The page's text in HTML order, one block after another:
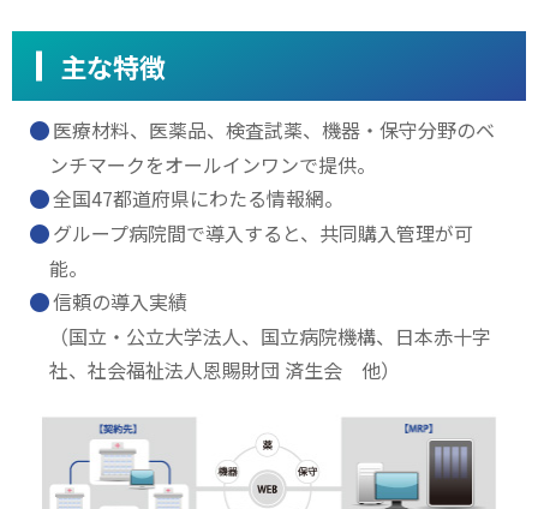
主な特徴
医療材料、医薬品、検査試薬、機器・保守分野のベ
ンチマークをオールインワンで提供。
全国47都道府県にわたる情報網。
グループ病院間で導入すると、共同購入管理が可
能。
信頼の導入実績
（国立・公立大学法人、国立病院機構、日本赤十字
社、社会福祉法人恩賜財団 済生会 他）